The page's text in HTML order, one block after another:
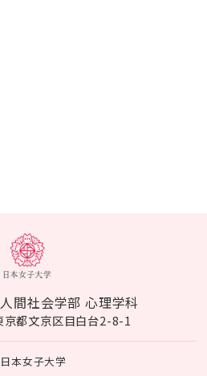
間社会学部 心理学科
都文京区目白台2-8-1
日本女子大学